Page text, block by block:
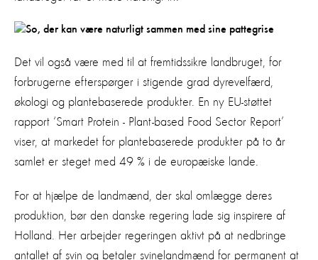
Det vil også være med til at fremtidssikre landbruget, for
forbrugerne efterspørger i stigende grad dyrevelfærd,
økologi og plantebaserede produkter. En ny EU-støttet
rapport ‘Smart Protein - Plant-based Food Sector Report’
viser, at markedet for plantebaserede produkter på to år
samlet er steget med 49 % i de europæiske lande.
For at hjælpe de landmænd, der skal omlægge deres
produktion, bør den danske regering lade sig inspirere af
Holland. Her arbejder regeringen aktivt på at nedbringe
antallet af svin og betaler svinelandmænd for permanent at